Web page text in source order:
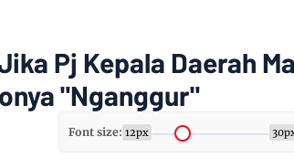
Pj Kepala Daerah
"Nganggur"
Font size: 12px